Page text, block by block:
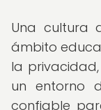
Una cultura
ámbito
la
un entorno
confiable